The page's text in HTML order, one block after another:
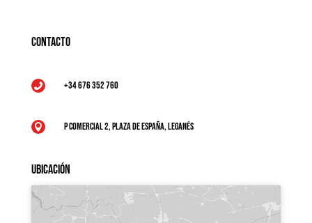
Contacto
 +34 676 352 760
 P Comercial 2, Plaza de España, Leganés
Ubicación